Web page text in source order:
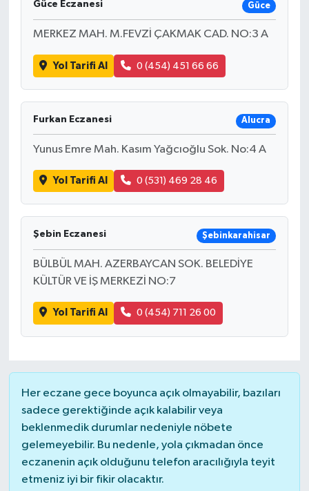
Güce Eczanesi Güce
MERKEZ MAH. M.FEVZİ ÇAKMAK CAD. NO:3 A
Yol Tarifi Al 0 (454) 451 66 66
Furkan Eczanesi Alucra
Yunus Emre Mah. Kasım Yağcıoğlu Sok. No:4 A
Yol Tarifi Al 0 (531) 469 28 46
Şebin Eczanesi Şebinkarahisar
BÜLBÜL MAH. AZERBAYCAN SOK. BELEDİYE
KÜLTÜR VE İŞ MERKEZİ NO:7
Yol Tarifi Al 0 (454) 711 26 00
Her eczane gece boyunca açık olmayabilir, bazıları
sadece gerektiğinde açık kalabilir veya
beklenmedik durumlar nedeniyle nöbete
gelemeyebilir. Bu nedenle, yola çıkmadan önce
eczanenin açık olduğunu telefon aracılığıyla teyit
etmeniz iyi bir fikir olacaktır.